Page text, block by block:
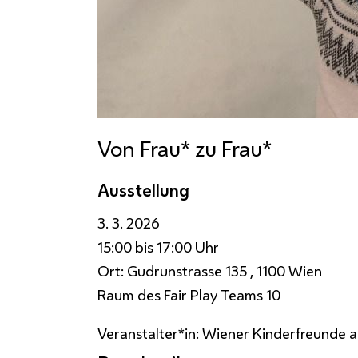
Von Frau* zu Frau*
Ausstellung
3. 3. 2026
15:00 bis 17:00 Uhr
Ort: Gudrunstrasse 135 , 1100 Wien
Raum des Fair Play Teams 10
Veranstalter*in: Wiener Kinderfreunde